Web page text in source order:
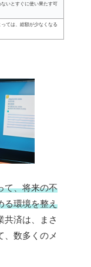
ないとすぐに使い果たす可
ては、総額が少なくなる
て、将来の不
る環境を整え
共済は、まさ
、数多くのメ